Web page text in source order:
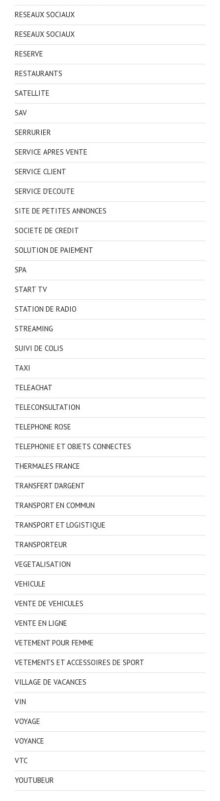
RESEAUX SOCIAUX
RESEAUX SOCIAUX
RESERVE
RESTAURANTS
SATELLITE
SAV
SERRURIER
SERVICE APRES VENTE
SERVICE CLIENT
SERVICE D'ECOUTE
SITE DE PETITES ANNONCES
SOCIETE DE CREDIT
SOLUTION DE PAIEMENT
SPA
START TV
STATION DE RADIO
STREAMING
SUIVI DE COLIS
TAXI
TELEACHAT
TELECONSULTATION
TELEPHONE ROSE
TELEPHONIE ET OBJETS CONNECTES
THERMALES FRANCE
TRANSFERT D'ARGENT
TRANSPORT EN COMMUN
TRANSPORT ET LOGISTIQUE
TRANSPORTEUR
VEGETALISATION
VEHICULE
VENTE DE VEHICULES
VENTE EN LIGNE
VETEMENT POUR FEMME
VETEMENTS ET ACCESSOIRES DE SPORT
VILLAGE DE VACANCES
VIN
VOYAGE
VOYANCE
VTC
YOUTUBEUR